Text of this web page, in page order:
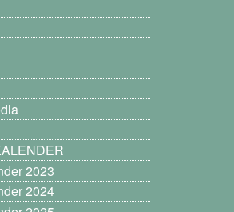
2023
2024